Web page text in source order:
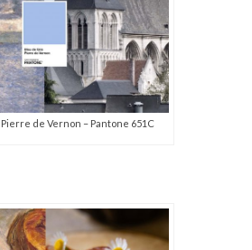
de Vernon – Pantone 651C